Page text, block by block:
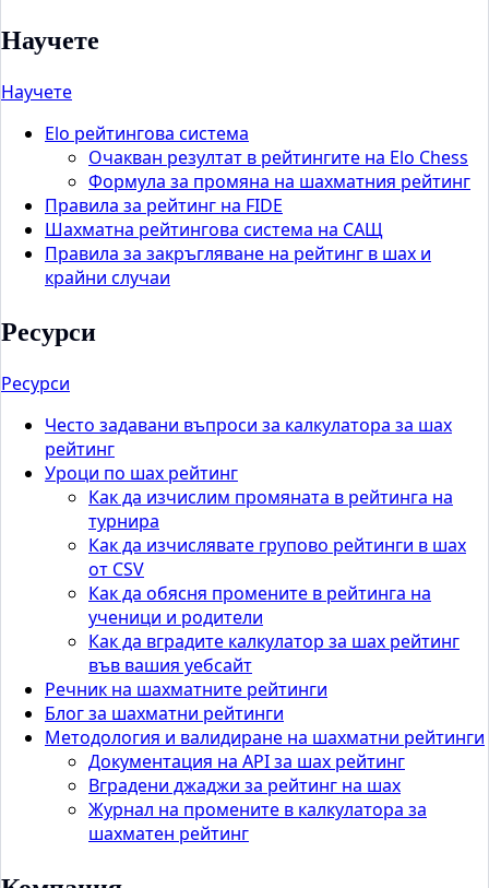
Научете
Научете
Elo рейтингова система
Очакван резултат в рейтингите на Elo Chess
Формула за промяна на шахматния рейтинг
Правила за рейтинг на FIDE
Шахматна рейтингова система на САЩ
Правила за закръгляване на рейтинг в шах и
крайни случаи
Ресурси
Ресурси
Често задавани въпроси за калкулатора за шах
рейтинг
Уроци по шах рейтинг
Как да изчислим промяната в рейтинга на
турнира
Как да изчислявате групово рейтинги в шах
от CSV
Как да обясня промените в рейтинга на
ученици и родители
Как да вградите калкулатор за шах рейтинг
във вашия уебсайт
Речник на шахматните рейтинги
Блог за шахматни рейтинги
Методология и валидиране на шахматни рейтинги
Документация на API за шах рейтинг
Вградени джаджи за рейтинг на шах
Журнал на промените в калкулатора за
шахматен рейтинг